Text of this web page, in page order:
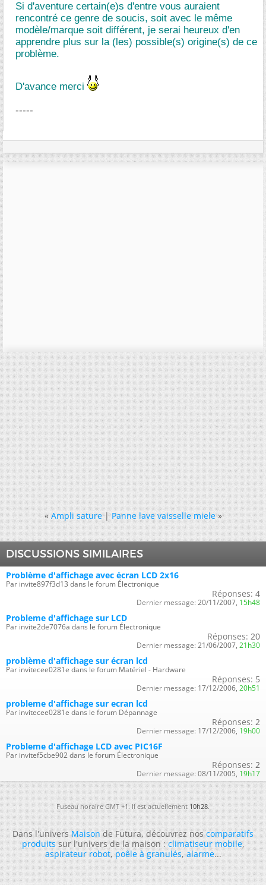
Si d'aventure certain(e)s d'entre vous auraient
rencontré ce genre de soucis, soit avec le même
modèle/marque soit différent, je serai heureux d'en
apprendre plus sur la (les) possible(s) origine(s) de ce
problème.
D'avance merci
-----
« Ampli sature|Panne lave vaisselle miele »
DISCUSSIONS SIMILAIRES
Problème d'affichage avec écran LCD 2x16
Par invite897f3d13 dans le forum Électronique
Réponses: 4
Dernier message: 20/11/2007, 15h48
Probleme d'affichage sur LCD
Par invite2de7076a dans le forum Électronique
Réponses: 20
Dernier message: 21/06/2007, 21h30
problème d'affichage sur écran lcd
Par invitecee0281e dans le forum Matériel - Hardware
Réponses: 5
Dernier message: 17/12/2006, 20h51
probleme d'affichage sur ecran lcd
Par invitecee0281e dans le forum Dépannage
Réponses: 2
Dernier message: 17/12/2006, 19h00
Probleme d'affichage LCD avec PIC16F
Par invitef5cbe902 dans le forum Électronique
Réponses: 2
Dernier message: 08/11/2005, 19h17
Fuseau horaire GMT +1. Il est actuellement10h28.
Dans l'universMaisonde Futura, découvrez noscomparatifs
produitssur l'univers de la maison :climatiseur mobile,
aspirateur robot,poêle à granulés,alarme...